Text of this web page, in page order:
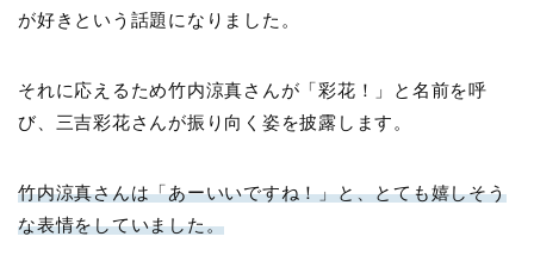
が好きという話題になりました。
それに応えるため竹内涼真さんが「彩花！」と名前を呼
び、三吉彩花さんが振り向く姿を披露します。
竹内涼真さんは「あーいいですね！」と、とても嬉しそう
な表情をしていました。